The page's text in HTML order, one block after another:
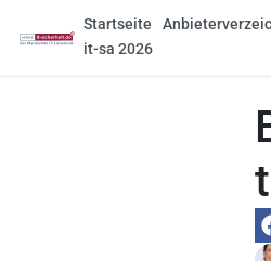
Startseite
it-sa 2026